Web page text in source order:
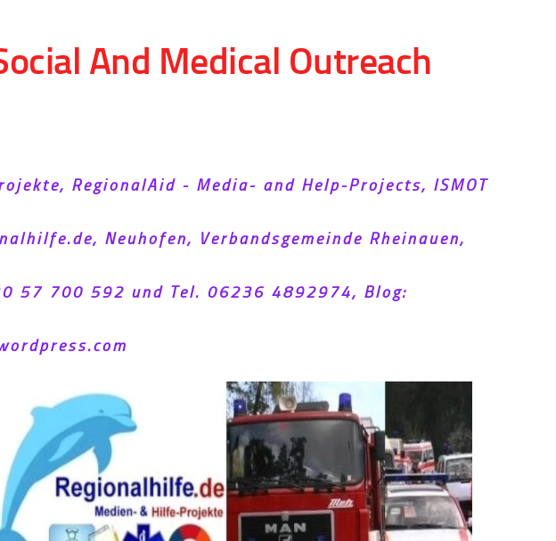
And Medical Outreach
RegionalAid - Media- and Help-Projects, ISMOT
Neuhofen, Verbandsgemeinde Rheinauen,
57 700 592 und Tel. 06236 4892974, Blog: